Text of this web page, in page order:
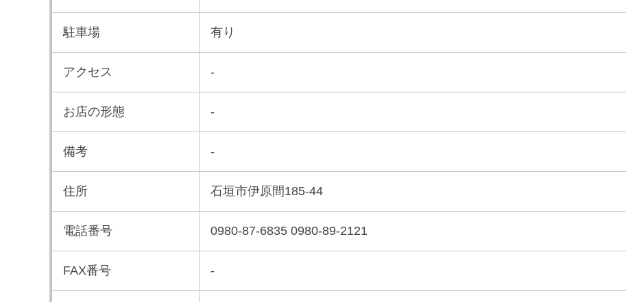
駐車場 有り
アクセス -
お店の形態 -
備考 -
住所 石垣市伊原間185-44
電話番号 0980-87-6835 0980-89-2121
FAX番号 -